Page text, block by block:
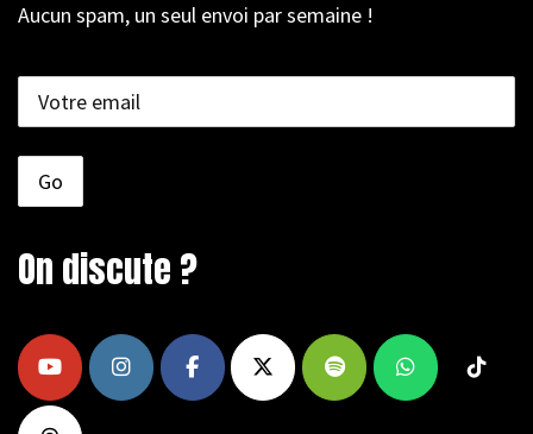
Aucun spam, un seul envoi par semaine !
On discute ?